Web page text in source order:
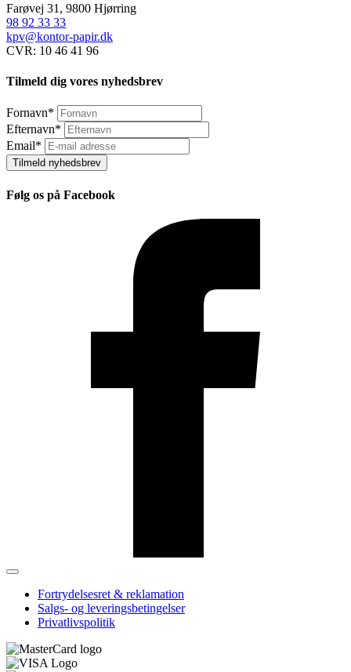
Farøvej 31, 9800 Hjørring
98 92 33 33
kpv@kontor-papir.dk
CVR: 10 46 41 96
Tilmeld dig vores nyhedsbrev
Fornavn*
Efternavn*
Email*
Tilmeld nyhedsbrev
Følg os på Facebook
Fortrydelsesret & reklamation
Salgs- og leveringsbetingelser
Privatlivspolitik